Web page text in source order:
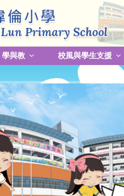
學與教 校風與學生支援